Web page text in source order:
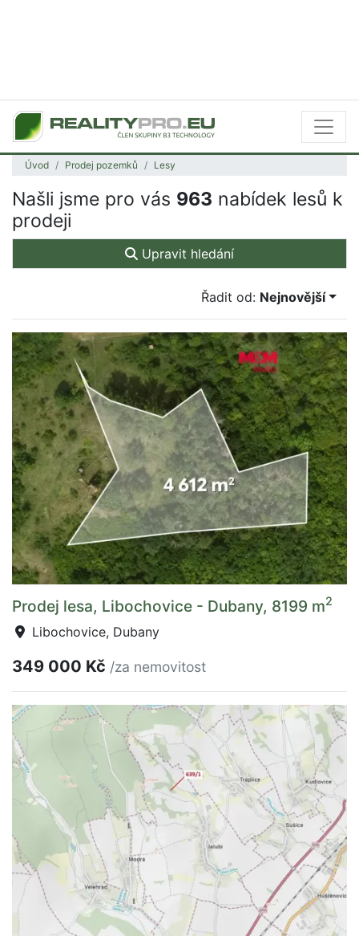
Úvod Prodej pozemků Lesy
Našli jsme pro vás 963 nabídek lesů k
prodeji
Upravit hledání
Řadit od: Nejnovější
Prodej lesa, Libochovice - Dubany, 8199 m2
Libochovice, Dubany
349 000 Kč /za nemovitost